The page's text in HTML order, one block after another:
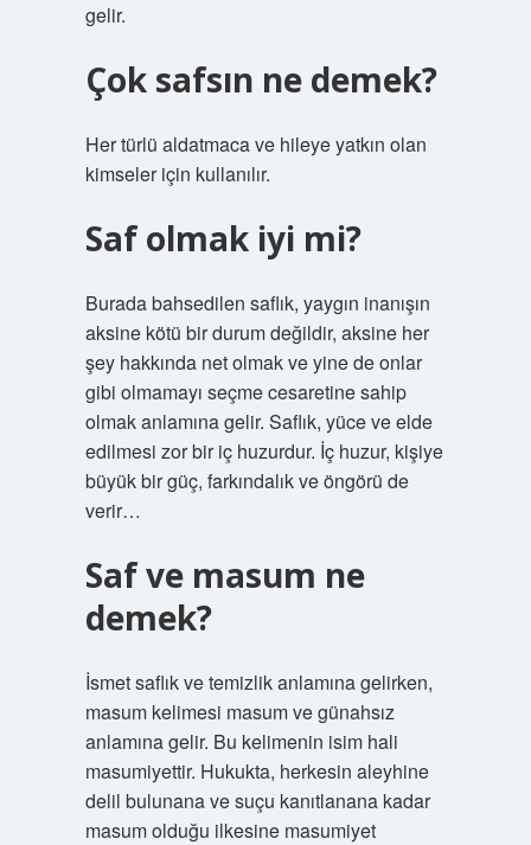
gelir.
Çok safsın ne demek?
Her türlü aldatmaca ve hileye yatkın olan
kimseler için kullanılır.
Saf olmak iyi mi?
Burada bahsedilen saflık, yaygın inanışın
aksine kötü bir durum değildir, aksine her
şey hakkında net olmak ve yine de onlar
gibi olmamayı seçme cesaretine sahip
olmak anlamına gelir. Saflık, yüce ve elde
edilmesi zor bir iç huzurdur. İç huzur, kişiye
büyük bir güç, farkındalık ve öngörü de
verir…
Saf ve masum ne
demek?
İsmet saflık ve temizlik anlamına gelirken,
masum kelimesi masum ve günahsız
anlamına gelir. Bu kelimenin isim hali
masumiyettir. Hukukta, herkesin aleyhine
delil bulunana ve suçu kanıtlanana kadar
masum olduğu ilkesine masumiyet